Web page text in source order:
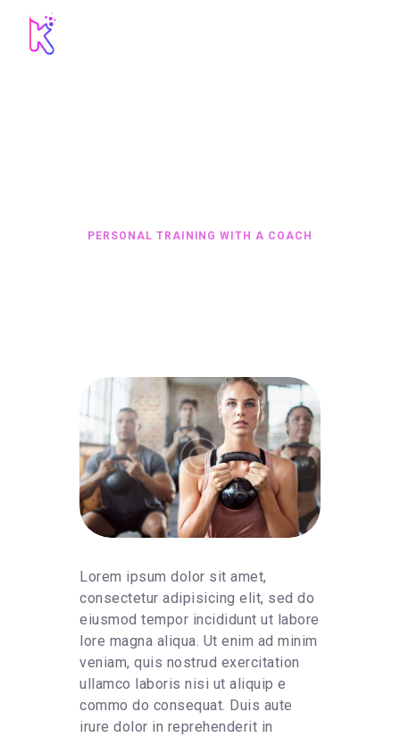
PERSONAL TRAINING WITH A COACH
Lorem ipsum dolor sit amet,
consectetur adipisicing elit, sed do
eiusmod tempor incididunt ut labore
lore magna aliqua. Ut enim ad minim
veniam, quis nostrud exercitation
ullamco laboris nisi ut aliquip e
commo do consequat. Duis aute
irure dolor in reprehenderit in